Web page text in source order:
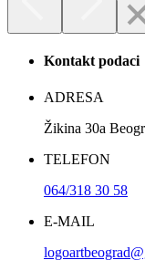
Kontakt podaci
ADRESA
Žikina 30a
TELEFON
064/318 30 58
E-MAIL